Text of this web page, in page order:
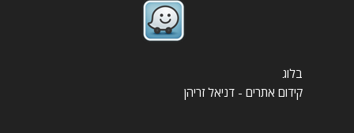
בלוג
קידום אתרים - דניאל זריהן